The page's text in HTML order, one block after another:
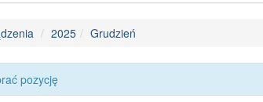
2025 Grudzień
pozycję